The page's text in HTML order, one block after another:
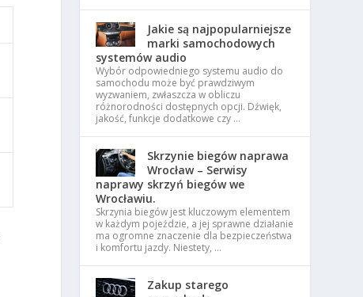
Jakie są najpopularniejsze
marki samochodowych
systemów audio
Wybór odpowiedniego systemu audio do
samochodu może być prawdziwym
wyzwaniem, zwłaszcza w obliczu
różnorodności dostępnych opcji. Dźwięk,
jakość, funkcje dodatkowe czy …
Skrzynie biegów naprawa
Wrocław – Serwisy
naprawy skrzyń biegów we
Wrocławiu.
Skrzynia biegów jest kluczowym elementem
w każdym pojeździe, a jej sprawne działanie
ma ogromne znaczenie dla bezpieczeństwa
i komfortu jazdy. Niestety, …
Zakup starego